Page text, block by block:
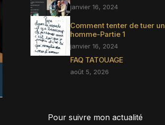
janvier 16, 2024
Comment tenter de tuer un
homme-Partie 1
janvier 16, 2024
FAQ TATOUAGE
août 5, 2026
Pour suivre mon actualité